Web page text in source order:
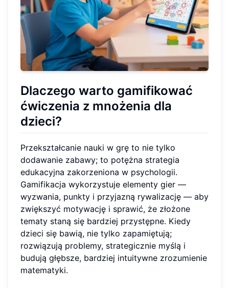
Dlaczego warto gamifikować
ćwiczenia z mnożenia dla
dzieci?
Przekształcanie nauki w grę to nie tylko
dodawanie zabawy; to potężna strategia
edukacyjna zakorzeniona w psychologii.
Gamifikacja wykorzystuje elementy gier —
wyzwania, punkty i przyjazną rywalizację — aby
zwiększyć motywację i sprawić, że złożone
tematy staną się bardziej przystępne. Kiedy
dzieci się bawią, nie tylko zapamiętują;
rozwiązują problemy, strategicznie myślą i
budują głębsze, bardziej intuitywne zrozumienie
matematyki.